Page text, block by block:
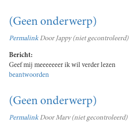
(Geen onderwerp)
PermalinkDoorJappy (niet gecontroleerd)
Bericht:
Geef mij meeeeeeer ik wil verder lezen
beantwoorden
(Geen onderwerp)
PermalinkDoorMarv (niet gecontroleerd)